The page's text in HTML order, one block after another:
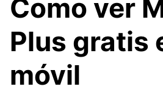
Como ver
Plus gratis
móvil